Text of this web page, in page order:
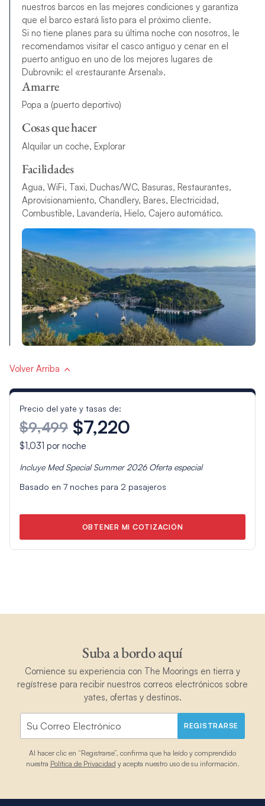
nuestros barcos en las mejores condiciones y garantiza
que el barco estará listo para el próximo cliente.
Si no tiene planes para su última noche con nosotros, le
recomendamos visitar el casco antiguo y cenar en el
puerto antiguo en uno de los mejores lugares de
Dubrovnik: el «restaurante Arsenal».
Amarre
Popa a (puerto deportivo)
Cosas que hacer
Alquilar un coche, Explorar
Facilidades
Agua, WiFi, Taxi, Duchas/WC, Basuras, Restaurantes,
Aprovisionamiento, Chandlery, Bares, Electricidad,
Combustible, Lavandería, Hielo, Cajero automático.
Volver Arriba
Precio del yate y tasas de:
$9,499 $7,220
$1,031 por noche
Incluye Med Special Summer 2026Oferta especial
Basado en 7noches para 2 pasajeros
OBTENER MI COTIZACIÓN
Suba a bordo aquí
Comience su experiencia con The Moorings en tierra y
regístrese para recibir nuestros correos electrónicos sobre
yates, ofertas y destinos.
REGISTRARSE
Al hacer clic en “Registrarse”, confirma que ha leído y comprendido
nuestra Política de Privacidad y acepta nuestro uso de su información.